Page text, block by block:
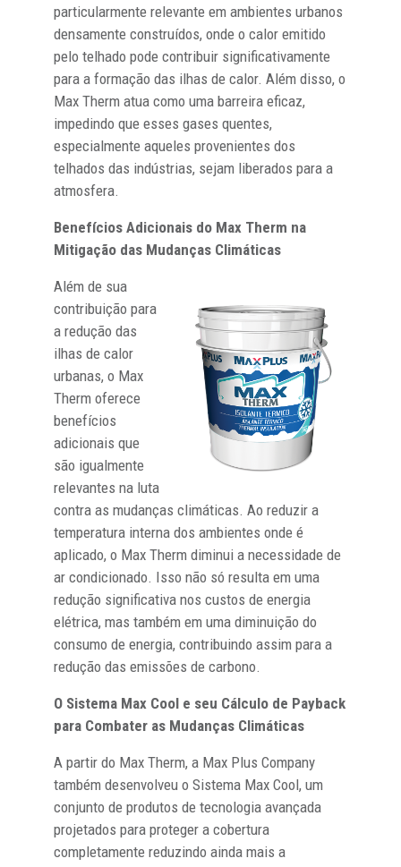
particularmente relevante em ambientes urbanos
densamente construídos, onde o calor emitido
pelo telhado pode contribuir significativamente
para a formação das ilhas de calor. Além disso, o
Max Therm atua como uma barreira eficaz,
impedindo que esses gases quentes,
especialmente aqueles provenientes dos
telhados das indústrias, sejam liberados para a
atmosfera.
Benefícios Adicionais do Max Therm na
Mitigação das Mudanças Climáticas
Além de sua
contribuição para
a redução das
ilhas de calor
urbanas, o Max
Therm oferece
benefícios
adicionais que
são igualmente
relevantes na luta
contra as mudanças climáticas. Ao reduzir a
temperatura interna dos ambientes onde é
aplicado, o Max Therm diminui a necessidade de
ar condicionado. Isso não só resulta em uma
redução significativa nos custos de energia
elétrica, mas também em uma diminuição do
consumo de energia, contribuindo assim para a
redução das emissões de carbono.
O Sistema Max Cool e seu Cálculo de Payback
para Combater as Mudanças Climáticas
A partir do Max Therm, a Max Plus Company
também desenvolveu o Sistema Max Cool, um
conjunto de produtos de tecnologia avançada
projetados para proteger a cobertura
completamente reduzindo ainda mais a